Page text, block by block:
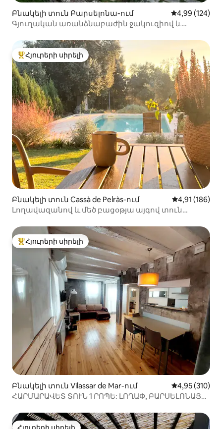
Բնակելի տուն Բարսելոնա-ում Միջին
4,99 (124)
Գյուղական առանձնաբաժին ջակուզիով և
Հյուրերի սիրելի լավագույն տները
Հյուրերի սիրելի
Բնակելի տուն Cassà de Pelràs-ում Միջին
4,91 (186)
Լողավազանով և մեծ բացօթյա այգով տուն
Հյուրերի սիրելի լավագույն տները
Հյուրերի սիրելի
Բնակելի տուն Vilassar de Mar-ում Միջին
4,95 (310)
ՀԱՐՄԱՐԱՎԵՏ ՏՈՒՆ 1 ՐՈՊԵ: ԼՈՂԱՓ, ԲԱՐՍԵԼՈՆԱՅԻ